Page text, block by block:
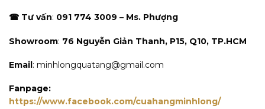
☎ Tư vấn: 091 774 3009 – Ms. Phượng
Showroom: 76 Nguyễn Giản Thanh, P15, Q10, TP.HCM
Email: minhlongquatang@gmail.com
Fanpage:
https://www.facebook.com/cuahangminhlong/